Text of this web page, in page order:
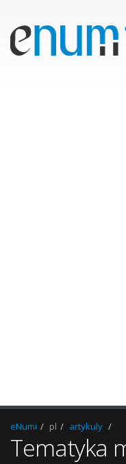
eNumi pl artykuly
Tematyka